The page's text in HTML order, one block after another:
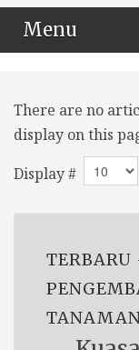
Menu
There are no
display on this
Display #